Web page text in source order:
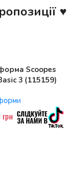
♥
Scoopes
3 (115159)
грн